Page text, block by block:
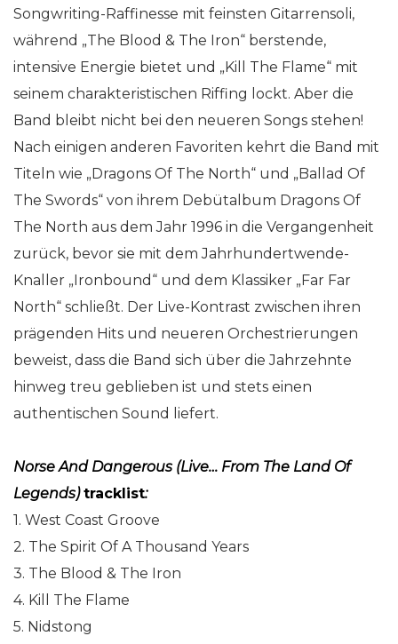
Songwriting-Raffinesse mit feinsten Gitarrensoli,
während „The Blood & The Iron“ berstende,
intensive Energie bietet und „Kill The Flame“ mit
seinem charakteristischen Riffing lockt. Aber die
Band bleibt nicht bei den neueren Songs stehen!
Nach einigen anderen Favoriten kehrt die Band mit
Titeln wie „Dragons Of The North“ und „Ballad Of
The Swords“ von ihrem Debütalbum Dragons Of
The North aus dem Jahr 1996 in die Vergangenheit
zurück, bevor sie mit dem Jahrhundertwende-
Knaller „Ironbound“ und dem Klassiker „Far Far
North“ schließt. Der Live-Kontrast zwischen ihren
prägenden Hits und neueren Orchestrierungen
beweist, dass die Band sich über die Jahrzehnte
hinweg treu geblieben ist und stets einen
authentischen Sound liefert.
Norse And Dangerous (Live… From The Land Of
Legends)tracklist:
1. West Coast Groove
2. The Spirit Of A Thousand Years
3. The Blood & The Iron
4. Kill The Flame
5. Nidstong